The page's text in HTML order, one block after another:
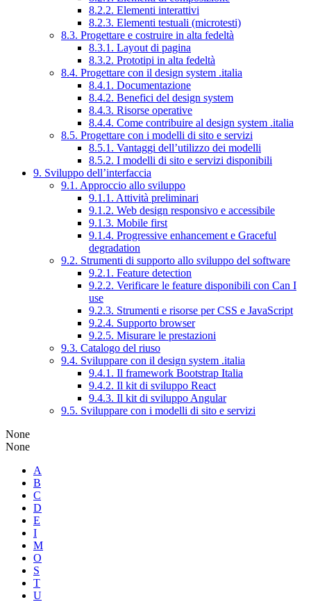
8.2.2. Elementi interattivi
8.2.3. Elementi testuali (microtesti)
8.3. Progettare e costruire in alta fedeltà
8.3.1. Layout di pagina
8.3.2. Prototipi in alta fedeltà
8.4. Progettare con il design system .italia
8.4.1. Documentazione
8.4.2. Benefici del design system
8.4.3. Risorse operative
8.4.4. Come contribuire al design system .italia
8.5. Progettare con i modelli di sito e servizi
8.5.1. Vantaggi dell’utilizzo dei modelli
8.5.2. I modelli di sito e servizi disponibili
9. Sviluppo dell’interfaccia
9.1. Approccio allo sviluppo
9.1.1. Attività preliminari
9.1.2. Web design responsivo e accessibile
9.1.3. Mobile first
9.1.4. Progressive enhancement e Graceful
degradation
9.2. Strumenti di supporto allo sviluppo del software
9.2.1. Feature detection
9.2.2. Verificare le feature disponibili con Can I
use
9.2.3. Strumenti e risorse per CSS e JavaScript
9.2.4. Supporto browser
9.2.5. Misurare le prestazioni
9.3. Catalogo del riuso
9.4. Sviluppare con il design system .italia
9.4.1. Il framework Bootstrap Italia
9.4.2. Il kit di sviluppo React
9.4.3. Il kit di sviluppo Angular
9.5. Sviluppare con i modelli di sito e servizi
None
None
A
B
C
D
E
I
M
O
S
T
U